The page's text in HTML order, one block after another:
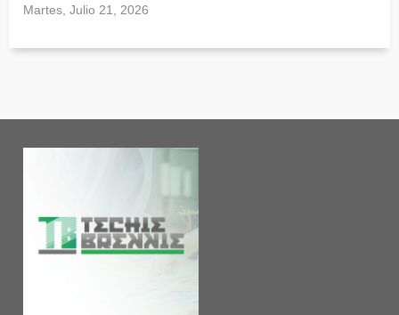
Martes, Julio 21, 2026